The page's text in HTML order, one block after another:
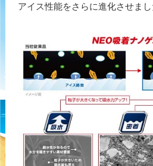
アイス性能をさらに進化させまし